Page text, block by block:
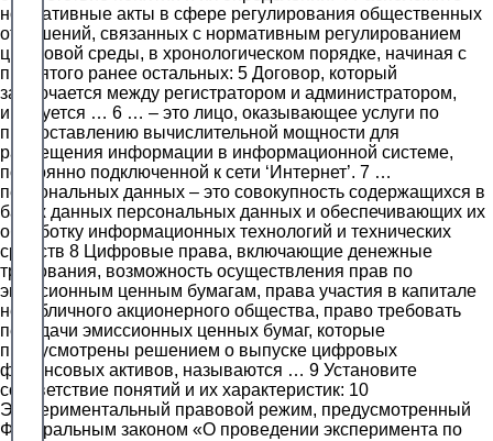
нормативные акты в сфере регулирования общественных
отношений, связанных с нормативным регулированием
цифровой среды, в хронологическом порядке, начиная с
принятого ранее остальных: 5 Договор, который
заключается между регистратором и администратором,
именуется … 6 … – это лицо, оказывающее услуги по
предоставлению вычислительной мощности для
размещения информации в информационной системе,
постоянно подключенной к сети ‘Интернет’. 7 …
персональных данных – это совокупность содержащихся в
базах данных персональных данных и обеспечивающих их
обработку информационных технологий и технических
средств 8 Цифровые права, включающие денежные
требования, возможность осуществления прав по
эмиссионным ценным бумагам, права участия в капитале
непубличного акционерного общества, право требовать
передачи эмиссионных ценных бумаг, которые
предусмотрены решением о выпуске цифровых
финансовых активов, называются … 9 Установите
соответствие понятий и их характеристик: 10
Экспериментальный правовой режим, предусмотренный
Федеральным законом «О проведении эксперимента по